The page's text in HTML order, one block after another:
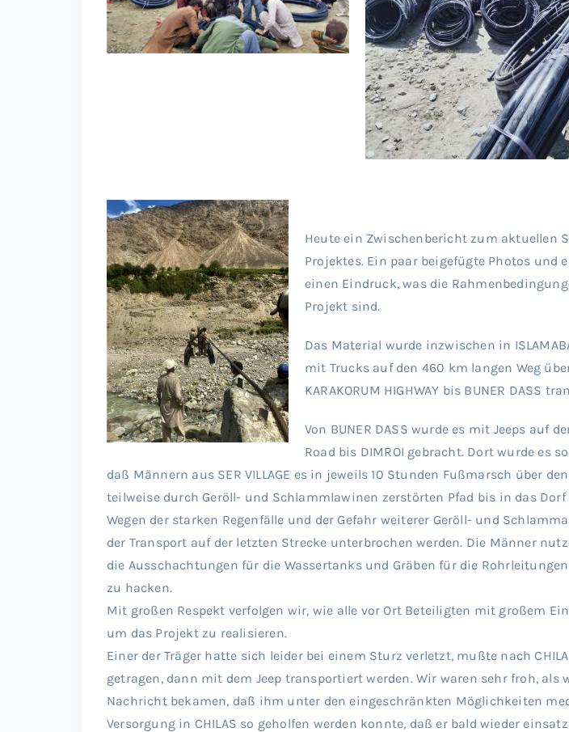
Heute ein Zwischenbericht zum aktuellen
Projektes. Ein paar beigefügte Photos und
einen Eindruck, was die
Projekt sind.
Das Material wurde inzwischen in
mit Trucks auf den 460 km langen Weg
KARAKORUM HIGHWAY bis BUNER DASS
Von BUNER DASS wurde es mit Jeeps auf
Road bis DIMROI gebracht. Dort wurde es
daß Männern aus SER VILLAGE es in jeweils 10 Stunden Fußmarsch über
teilweise durch Geröll- und Schlammlawinen zerstörten Pfad bis in das
Wegen der starken Regenfälle und der Gefahr weiterer Geröll- und
der Transport auf der letzten Strecke unterbrochen werden. Die Männer
die Ausschachtungen für die Wassertanks und Gräben für die
zu hacken.
Mit großen Respekt verfolgen wir, wie alle vor Ort Beteiligten mit großem
um das Projekt zu realisieren.
Einer der Träger hatte sich leider bei einem Sturz verletzt, mußte nach
getragen, dann mit dem Jeep transportiert werden. Wir waren sehr froh, als
Nachricht bekamen, daß ihm unter den eingeschränkten Möglichkeiten
Versorgung in CHILAS so geholfen werden konnte, daß er bald wieder